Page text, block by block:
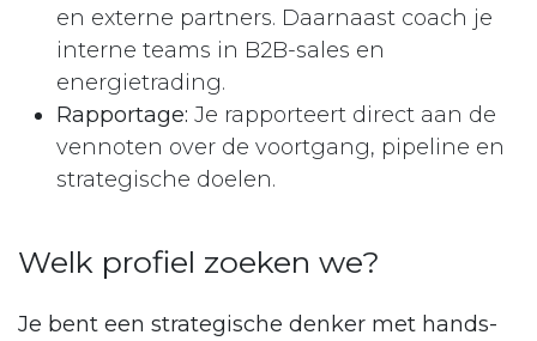
en externe partners. Daarnaast coach je
interne teams in B2B-sales en
energietrading.
Rapportage: Je rapporteert direct aan de
vennoten over de voortgang, pipeline en
strategische doelen.
Welk profiel zoeken we?
Je bent een strategische denker met hands-